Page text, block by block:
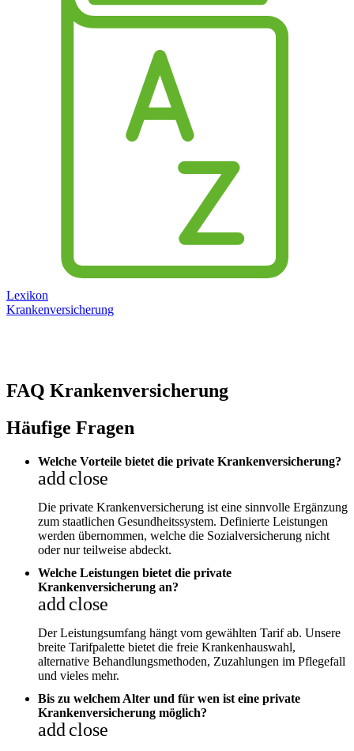
Lexikon
Krankenversicherung
FAQ Krankenversicherung
Häufige Fragen
Welche Vorteile bietet die private Krankenversicherung?
add close
Die private Krankenversicherung ist eine sinnvolle Ergänzung
zum staatlichen Gesundheitssystem. Definierte Leistungen
werden übernommen, welche die Sozialversicherung nicht
oder nur teilweise abdeckt.
Welche Leistungen bietet die private
Krankenversicherung an?
add close
Der Leistungsumfang hängt vom gewählten Tarif ab. Unsere
breite Tarifpalette bietet die freie Krankenhauswahl,
alternative Behandlungsmethoden, Zuzahlungen im Pflegefall
und vieles mehr.
Bis zu welchem Alter und für wen ist eine private
Krankenversicherung möglich?
add close